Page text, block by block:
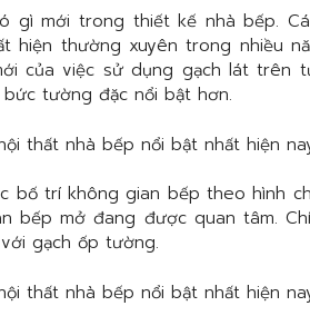
mới trong thiết kế nhà bếp.
hiện thường xuyên trong nhiều
của việc sử dụng gạch lát trên
tường đặc nổi bật hơn.
bố trí không gian bếp theo hình
bếp mở đang được quan tâm.
gạch ốp tường.